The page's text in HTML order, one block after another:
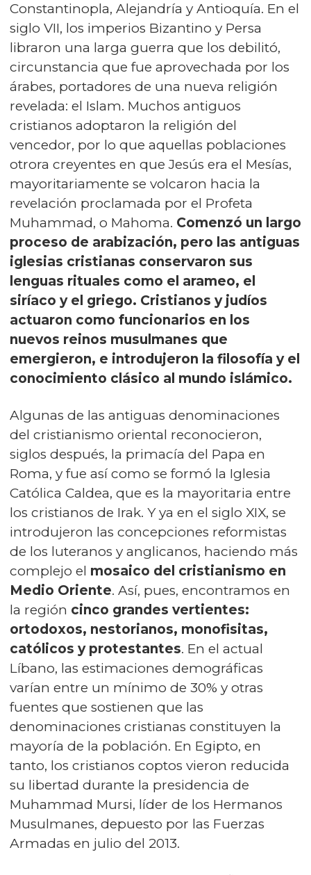
Constantinopla, Alejandría y Antioquía. En el
siglo VII, los imperios Bizantino y Persa
libraron una larga guerra que los debilitó,
circunstancia que fue aprovechada por los
árabes, portadores de una nueva religión
revelada: el Islam. Muchos antiguos
cristianos adoptaron la religión del
vencedor, por lo que aquellas poblaciones
otrora creyentes en que Jesús era el Mesías,
mayoritariamente se volcaron hacia la
revelación proclamada por el Profeta
Muhammad, o Mahoma. Comenzó un largo
proceso de arabización, pero las antiguas
iglesias cristianas conservaron sus
lenguas rituales como el arameo, el
siríaco y el griego. Cristianos y judíos
actuaron como funcionarios en los
nuevos reinos musulmanes que
emergieron, e introdujeron la filosofía y el
conocimiento clásico al mundo islámico.
Algunas de las antiguas denominaciones
del cristianismo oriental reconocieron,
siglos después, la primacía del Papa en
Roma, y fue así como se formó la Iglesia
Católica Caldea, que es la mayoritaria entre
los cristianos de Irak. Y ya en el siglo XIX, se
introdujeron las concepciones reformistas
de los luteranos y anglicanos, haciendo más
complejo el mosaico del cristianismo en
Medio Oriente. Así, pues, encontramos en
la región cinco grandes vertientes:
ortodoxos, nestorianos, monofisitas,
católicos y protestantes. En el actual
Líbano, las estimaciones demográficas
varían entre un mínimo de 30% y otras
fuentes que sostienen que las
denominaciones cristianas constituyen la
mayoría de la población. En Egipto, en
tanto, los cristianos coptos vieron reducida
su libertad durante la presidencia de
Muhammad Mursi, líder de los Hermanos
Musulmanes, depuesto por las Fuerzas
Armadas en julio del 2013.